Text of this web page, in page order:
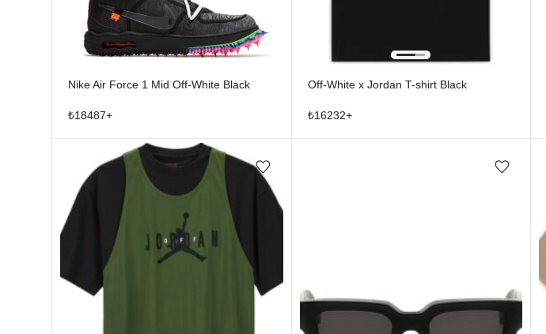
Nike Air Force 1 Mid Off-White Black
₺18487+
Off-White x Jordan T-shirt Black
₺16232+
Favorilere ekle/çıkar Favorilere ekle/çıkar